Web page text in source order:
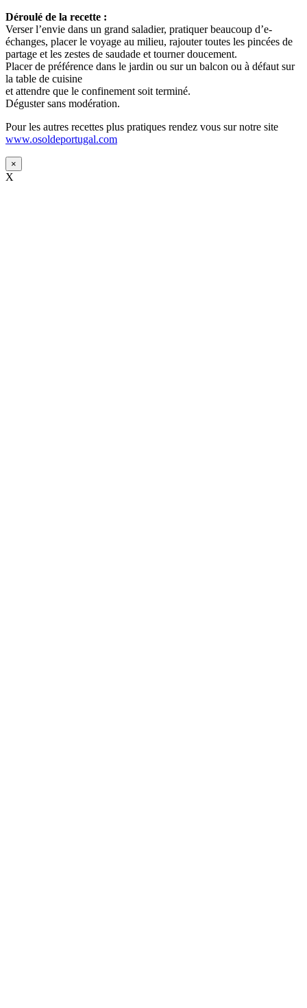
Déroulé de la recette :
Verser l’envie dans un grand saladier, pratiquer beaucoup d’e-
échanges, placer le voyage au milieu, rajouter toutes les pincées de
partage et les zestes de saudade et tourner doucement.
Placer de préférence dans le jardin ou sur un balcon ou à défaut sur
la table de cuisine
et attendre que le confinement soit terminé.
Déguster sans modération.
Pour les autres recettes plus pratiques rendez vous sur notre site
www.osoldeportugal.com
×
X